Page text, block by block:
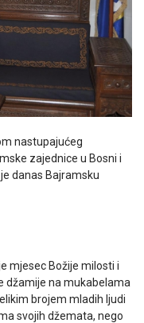
nastupajućeg
zajednice u Bosni i
danas Bajramsku
mjesec Božije milosti i
džamije na mukabelama
brojem mladih ljudi
svojih džemata, nego